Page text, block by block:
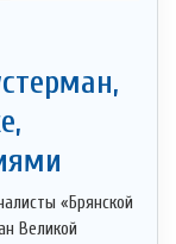
«Брянской
Великой